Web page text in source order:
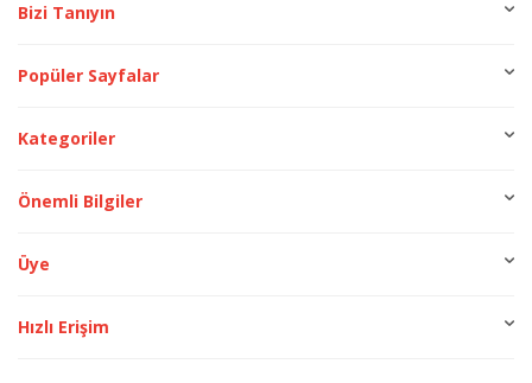
Bizi Tanıyın
Popüler Sayfalar
Kategoriler
Önemli Bilgiler
Üye
Hızlı Erişim